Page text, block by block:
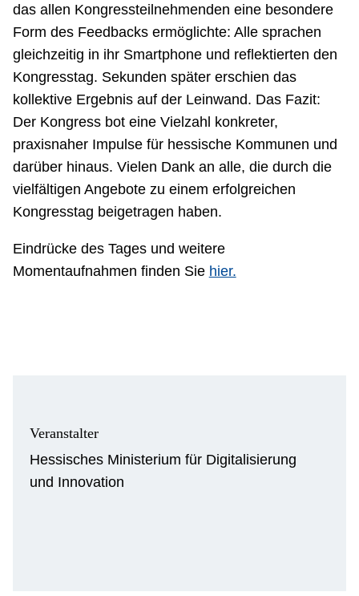
das allen Kongressteilnehmenden eine besondere
Form des Feedbacks ermöglichte: Alle sprachen
gleichzeitig in ihr Smartphone und reflektierten den
Kongresstag. Sekunden später erschien das
kollektive Ergebnis auf der Leinwand. Das Fazit:
Der Kongress bot eine Vielzahl konkreter,
praxisnaher Impulse für hessische Kommunen und
darüber hinaus. Vielen Dank an alle, die durch die
vielfältigen Angebote zu einem erfolgreichen
Kongresstag beigetragen haben.
Eindrücke des Tages und weitere
Momentaufnahmen finden Sie hier.
Veranstalter
Hessisches Ministerium für Digitalisierung
und Innovation